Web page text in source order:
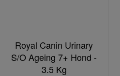
Royal Canin Urinary
S/O Ageing 7+ Hond -
3.5 Kg